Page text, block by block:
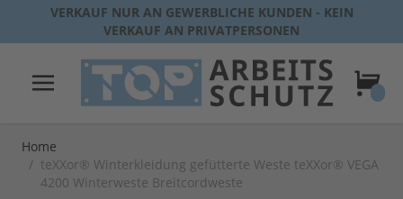
Direkt zum Inhalt
VERKAUF NUR AN GEWERBLICHE KUNDEN - KEIN
VERKAUF AN PRIVATPERSONEN
Home
/ teXXor® Winterkleidung gefütterte Weste teXXor® VEGA
4200 Winterweste Breitcordweste